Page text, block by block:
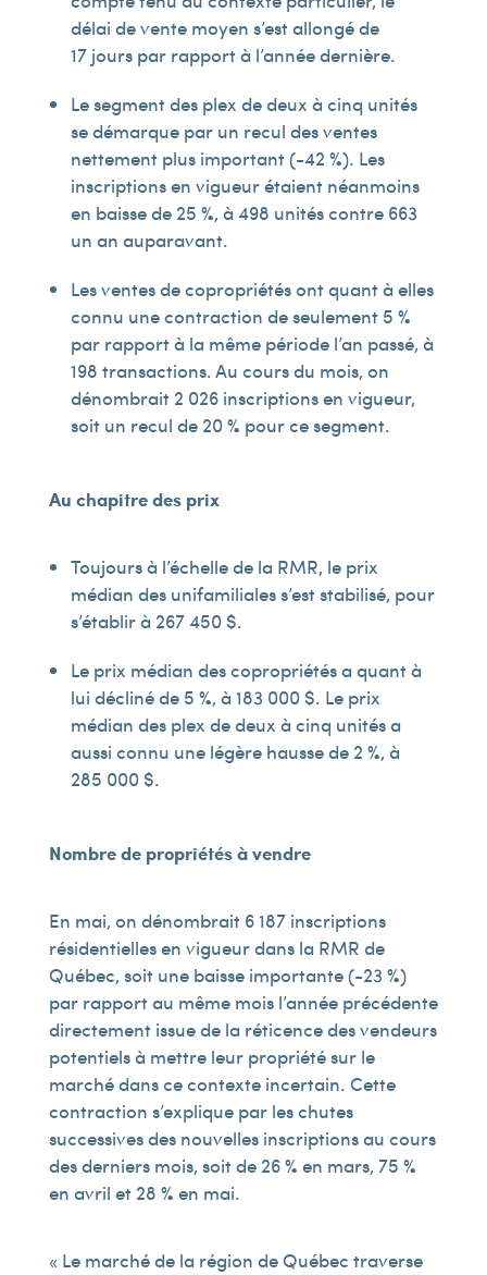
délai de vente moyen s’est allongé de
17 jours par rapport à l’année dernière.
Le segment des plex de deux à cinq unités
se démarque par un recul des ventes
nettement plus important (-42 %). Les
inscriptions en vigueur étaient néanmoins
en baisse de 25 %, à 498 unités contre 663
un an auparavant.
Les ventes de copropriétés ont quant à elles
connu une contraction de seulement 5 %
par rapport à la même période l’an passé, à
198 transactions. Au cours du mois, on
dénombrait 2 026 inscriptions en vigueur,
soit un recul de 20 % pour ce segment.
Au chapitre des prix
Toujours à l’échelle de la RMR, le prix
médian des unifamiliales s’est stabilisé, pour
s’établir à 267 450 $.
Le prix médian des copropriétés a quant à
lui décliné de 5 %, à 183 000 $. Le prix
médian des plex de deux à cinq unités a
aussi connu une légère hausse de 2 %, à
285 000 $.
Nombre de propriétés à vendre
En mai, on dénombrait 6 187 inscriptions
résidentielles en vigueur dans la RMR de
Québec, soit une baisse importante (-23 %)
par rapport au même mois l’année précédente
directement issue de la réticence des vendeurs
potentiels à mettre leur propriété sur le
marché dans ce contexte incertain. Cette
contraction s’explique par les chutes
successives des nouvelles inscriptions au cours
des derniers mois, soit de 26 % en mars, 75 %
en avril et 28 % en mai.
« Le marché de la région de Québec traverse